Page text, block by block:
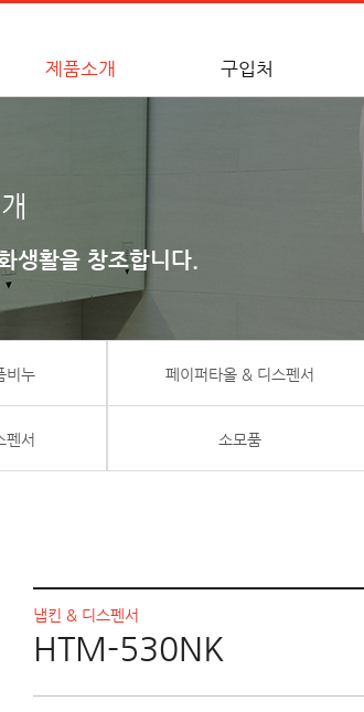
제품소개 구입처
생활을 창조합니다.
비누 페이퍼타올 & 디스펜서
펜서 소모품
냅킨 & 디스펜서
HTM-530NK